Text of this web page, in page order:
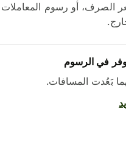
الصرف، أو رسوم المعاملات
في الرسوم
بَعُدت المسافات.